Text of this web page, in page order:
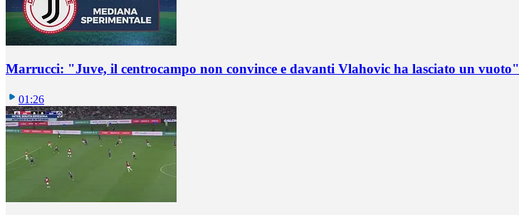
Marrucci: "Juve, il centrocampo non convince e davanti Vlahovic ha lasciato un vuoto"
01:26